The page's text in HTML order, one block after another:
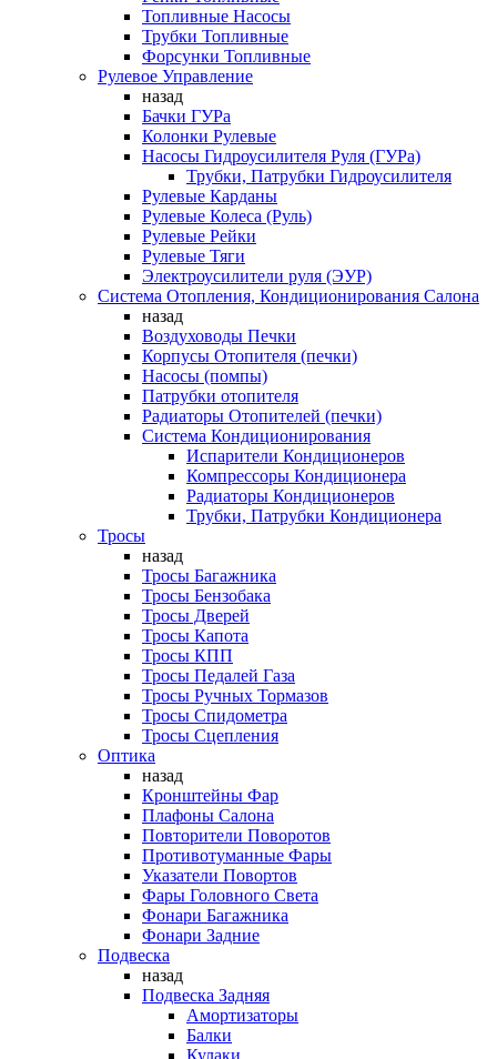
Топливные Насосы
Трубки Топливные
Форсунки Топливные
Рулевое Управление
назад
Бачки ГУРа
Колонки Рулевые
Насосы Гидроусилителя Руля (ГУРа)
Трубки, Патрубки Гидроусилителя
Рулевые Карданы
Рулевые Колеса (Руль)
Рулевые Рейки
Рулевые Тяги
Электроусилители руля (ЭУР)
Система Отопления, Кондиционирования Салона
назад
Воздуховоды Печки
Корпусы Отопителя (печки)
Насосы (помпы)
Патрубки отопителя
Радиаторы Отопителей (печки)
Система Кондиционирования
Испарители Кондиционеров
Компрессоры Кондиционера
Радиаторы Кондиционеров
Трубки, Патрубки Кондиционера
Тросы
назад
Тросы Багажника
Тросы Бензобака
Тросы Дверей
Тросы Капота
Тросы КПП
Тросы Педалей Газа
Тросы Ручных Тормазов
Тросы Спидометра
Тросы Сцепления
Оптика
назад
Кронштейны Фар
Плафоны Салона
Повторители Поворотов
Противотуманные Фары
Указатели Повортов
Фары Головного Света
Фонари Багажника
Фонари Задние
Подвеска
назад
Подвеска Задняя
Амортизаторы
Балки
Кулаки